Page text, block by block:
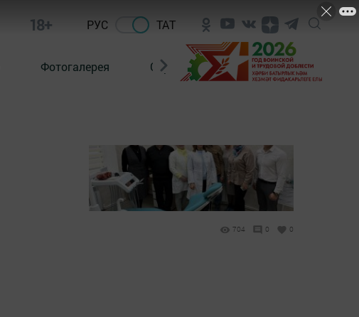
18+ РУС ТАТ
Фотогалерея Сораштыру
704 0 0